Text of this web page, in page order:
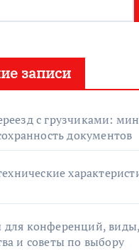
записи
с грузчиками:
документов
конференций, виды,
и советы по выбору